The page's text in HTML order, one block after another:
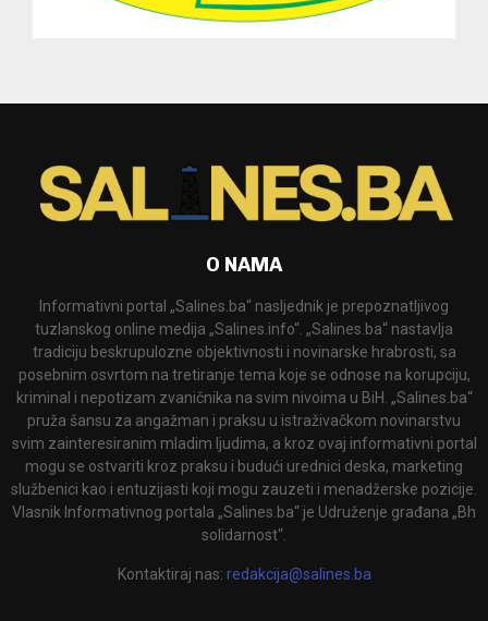
O NAMA
Informativni portal „Salines.ba“ nasljednik je prepoznatljivog
tuzlanskog online medija „Salines.info“. „Salines.ba“ nastavlja
tradiciju beskrupulozne objektivnosti i novinarske hrabrosti, sa
posebnim osvrtom na tretiranje tema koje se odnose na korupciju,
kriminal i nepotizam zvaničnika na svim nivoima u BiH. „Salines.ba“
pruža šansu za angažman i praksu u istraživačkom novinarstvu
svim zainteresiranim mladim ljudima, a kroz ovaj informativni portal
mogu se ostvariti kroz praksu i budući urednici deska, marketing
službenici kao i entuzijasti koji mogu zauzeti i menadžerske pozicije.
Vlasnik Informativnog portala „Salines.ba“ je Udruženje građana „Bh
solidarnost“.
Kontaktiraj nas: redakcija@salines.ba